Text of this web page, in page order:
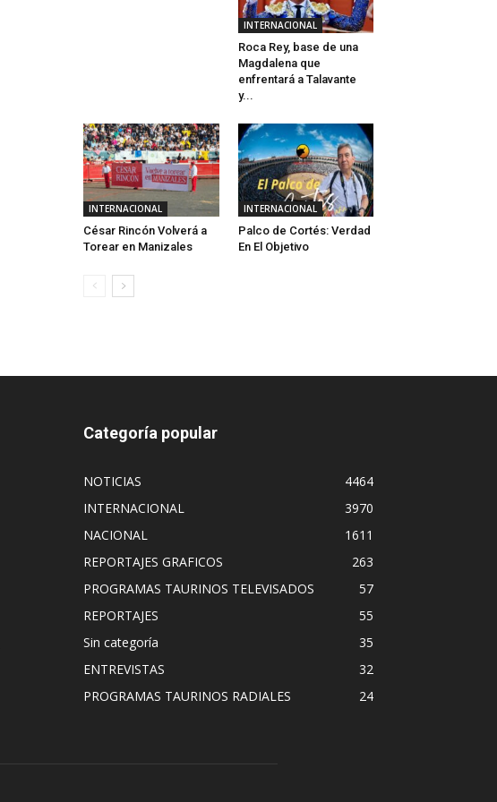
INTERNACIONAL
Roca Rey, base de una
Magdalena que
enfrentará a Talavante
y...
INTERNACIONAL
César Rincón Volverá a
Torear en Manizales
INTERNACIONAL
Palco de Cortés: Verdad
En El Objetivo
Categoría popular
NOTICIAS
4464
INTERNACIONAL
3970
NACIONAL
1611
REPORTAJES GRAFICOS
263
PROGRAMAS TAURINOS TELEVISADOS
57
REPORTAJES
55
Sin categoría
35
ENTREVISTAS
32
PROGRAMAS TAURINOS RADIALES
24